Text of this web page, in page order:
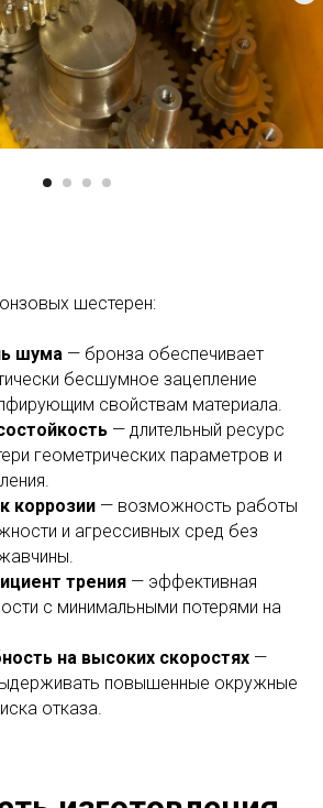
шестерен:
шума — бронза обеспечивает
бесшумное зацепление
свойствам материала.
— длительный ресурс
геометрических параметров и
коррозии — возможность работы
и агрессивных сред без
трения — эффективная
с минимальными потерями на
на высоких скоростях —
повышенные окружные
отказа.